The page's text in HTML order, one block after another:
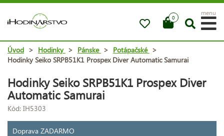
0
menu
Úvod > Hodinky > Pánske > Potápačské >
Hodinky Seiko SRPB51K1 Prospex Diver Automatic Samurai
Hodinky Seiko SRPB51K1 Prospex Diver
Automatic Samurai
Kód: IH5303
Doprava ZADARMO